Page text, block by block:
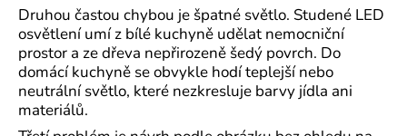
Druhou častou chybou je špatné světlo. Studené LED
osvětlení umí z bílé kuchyně udělat nemocniční
prostor a ze dřeva nepřirozeně šedý povrch. Do
domácí kuchyně se obvykle hodí teplejší nebo
neutrální světlo, které nezkresluje barvy jídla ani
materiálů.